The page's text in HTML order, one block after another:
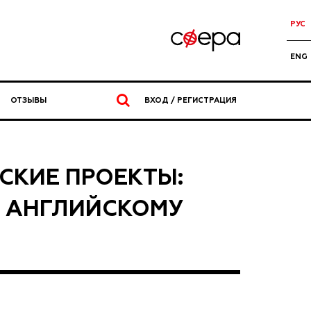
РУС
ENG
ОТЗЫВЫ ВХОД / РЕГИСТРАЦИЯ
ПРОЕКТЫ: